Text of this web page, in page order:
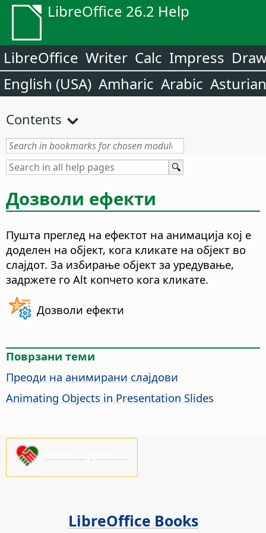
LibreOffice 26.2 Help
LibreOffice Writer Calc Impress
English (USA) Amharic Arabic Asturian
Contents
Дозволи ефекти
Пушта преглед на ефектот на анимација кој е
доделен на објект, кога кликате на објект во
слајдот. За избирање објект за уредување,
задржете го Alt копчето кога кликате.
Дозволи ефекти
Поврзани теми
Преоди на анимирани слајдови
Animating Objects in Presentation Slides
LibreOffice Books